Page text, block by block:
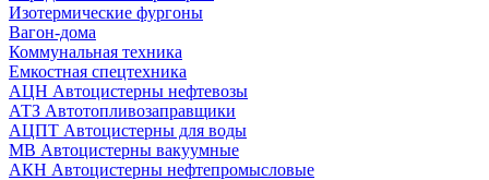
Изотермические фургоны
Вагон-дома
Коммунальная техника
Емкостная спецтехника
АЦН Автоцистерны нефтевозы
АТЗ Автотопливозаправщики
АЦПТ Автоцистерны для воды
МВ Автоцистерны вакуумные
АКН Автоцистерны нефтепромысловые